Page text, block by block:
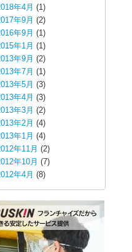
年4月 (1)
年9月 (2)
年9月 (1)
年1月 (1)
年9月 (2)
年7月 (1)
年5月 (3)
年4月 (3)
年3月 (2)
年2月 (4)
年1月 (4)
年11月 (2)
年10月 (7)
年4月 (8)